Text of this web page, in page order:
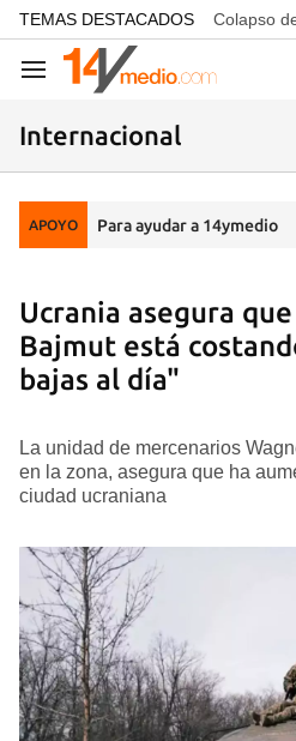
common.go-to-content
TEMAS DESTACADOS Colapso
Navegación
Internacional
APOYO Para ayudar a 14ymedio
Ucrania asegura
Bajmut está
bajas al día"
La unidad de mercenarios
en la zona, asegura que ha
ciudad ucraniana